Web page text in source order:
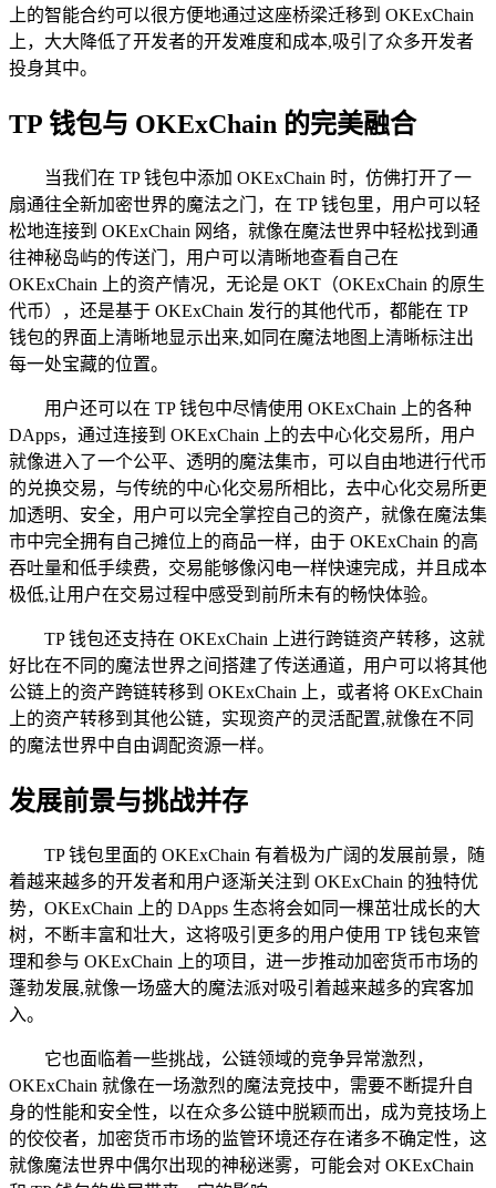
上的智能合约可以很方便地通过这座桥梁迁移到 OKExChain
上，大大降低了开发者的开发难度和成本,吸引了众多开发者
投身其中。
TP 钱包与 OKExChain 的完美融合
当我们在 TP 钱包中添加 OKExChain 时，仿佛打开了一
扇通往全新加密世界的魔法之门，在 TP 钱包里，用户可以轻
松地连接到 OKExChain 网络，就像在魔法世界中轻松找到通
往神秘岛屿的传送门，用户可以清晰地查看自己在
OKExChain 上的资产情况，无论是 OKT（OKExChain 的原生
代币），还是基于 OKExChain 发行的其他代币，都能在 TP
钱包的界面上清晰地显示出来,如同在魔法地图上清晰标注出
每一处宝藏的位置。
用户还可以在 TP 钱包中尽情使用 OKExChain 上的各种
DApps，通过连接到 OKExChain 上的去中心化交易所，用户
就像进入了一个公平、透明的魔法集市，可以自由地进行代币
的兑换交易，与传统的中心化交易所相比，去中心化交易所更
加透明、安全，用户可以完全掌控自己的资产，就像在魔法集
市中完全拥有自己摊位上的商品一样，由于 OKExChain 的高
吞吐量和低手续费，交易能够像闪电一样快速完成，并且成本
极低,让用户在交易过程中感受到前所未有的畅快体验。
TP 钱包还支持在 OKExChain 上进行跨链资产转移，这就
好比在不同的魔法世界之间搭建了传送通道，用户可以将其他
公链上的资产跨链转移到 OKExChain 上，或者将 OKExChain
上的资产转移到其他公链，实现资产的灵活配置,就像在不同
的魔法世界中自由调配资源一样。
发展前景与挑战并存
TP 钱包里面的 OKExChain 有着极为广阔的发展前景，随
着越来越多的开发者和用户逐渐关注到 OKExChain 的独特优
势，OKExChain 上的 DApps 生态将会如同一棵茁壮成长的大
树，不断丰富和壮大，这将吸引更多的用户使用 TP 钱包来管
理和参与 OKExChain 上的项目，进一步推动加密货币市场的
蓬勃发展,就像一场盛大的魔法派对吸引着越来越多的宾客加
入。
它也面临着一些挑战，公链领域的竞争异常激烈，
OKExChain 就像在一场激烈的魔法竞技中，需要不断提升自
身的性能和安全性，以在众多公链中脱颖而出，成为竞技场上
的佼佼者，加密货币市场的监管环境还存在诸多不确定性，这
就像魔法世界中偶尔出现的神秘迷雾，可能会对 OKExChain